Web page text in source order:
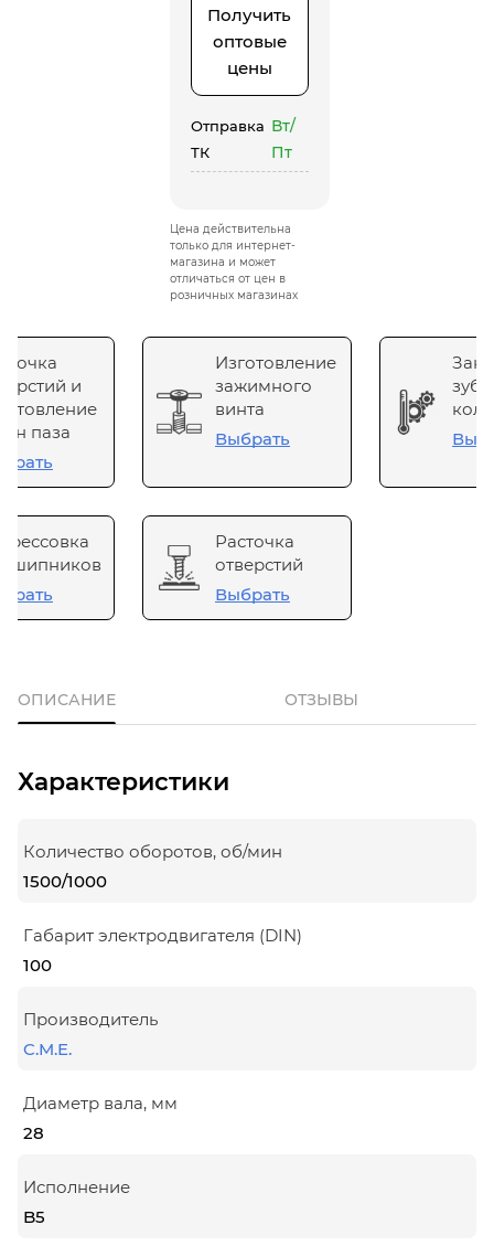
Получить
оптовые
цены
Отправка
ТК
Вт/
Пт
Цена действительна
только для интернет-
магазина и может
отличаться от цен в
розничных магазинах
и
паза
Изготовление
зажимного
винта
Выбрать
Расточка
отверстий
Выбрать
ОПИСАНИЕ ОТЗЫВЫ
Характеристики
Количество оборотов, об/мин
1500/1000
Габарит электродвигателя (DIN)
100
Производитель
C.M.E.
Диаметр вала, мм
28
Исполнение
B5